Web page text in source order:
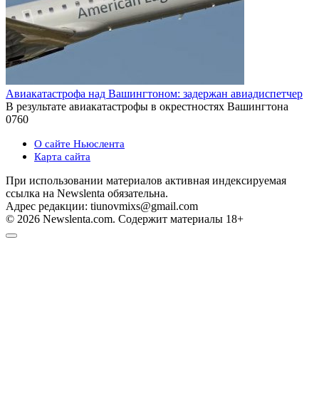
Авиакатастрофа над Вашингтоном: задержан авиадиспетчер
В результате авиакатастрофы в окрестностях Вашингтона
0760
О сайте Ньюслента
Карта сайта
При использовании материалов активная индексируемая
ссылка на Newslenta обязательна.
Адрес редакции: tiunovmixs@gmail.com
© 2026 Newslenta.com. Содержит материалы 18+